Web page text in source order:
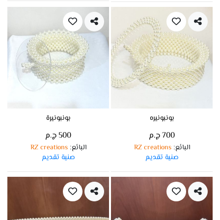
بونبونيره
700 ج.م
البائع:
RZ creations
صنية تقديم
بونبونيرة
500 ج.م
البائع:
RZ creations
صنية تقديم